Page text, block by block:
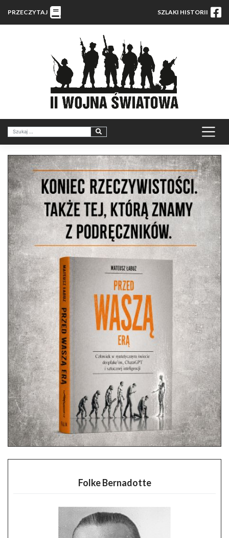
PRZECZYTAJ SZLAKI HISTORII
Folke Bernadotte